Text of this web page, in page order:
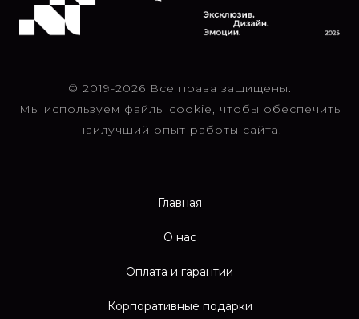
© 2019-2026 Все права защищены.
Мы используем файлы cookie, чтобы обеспечить
наилучший опыт работы сайта.
Главная
О нас
Оплата и гарантии
Корпоративные подарки